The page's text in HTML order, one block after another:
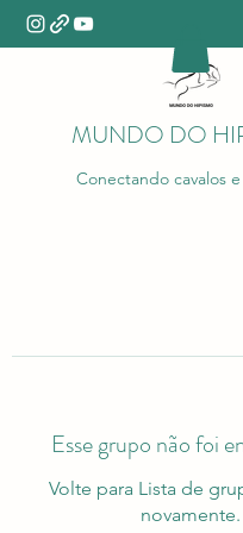
MUNDO DO
Conectando cavalos
Esse grupo não foi
Volte para Lista de
novamente.